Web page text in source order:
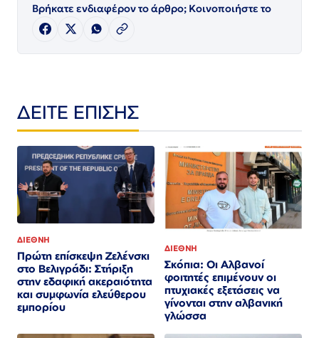
Βρήκατε ενδιαφέρον το άρθρο; Κοινοποιήστε το
ΔΕΙΤΕ ΕΠΙΣΗΣ
ΔΙΕΘΝΗ
Πρώτη επίσκεψη Ζελένσκι
στο Βελιγράδι: Στήριξη
στην εδαφική ακεραιότητα
και συμφωνία ελεύθερου
εμπορίου
ΔΙΕΘΝΗ
Σκόπια: Οι Αλβανοί
φοιτητές επιμένουν οι
πτυχιακές εξετάσεις να
γίνονται στην αλβανική
γλώσσα